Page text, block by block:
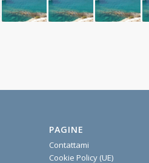
PAGINE
Contattami
Cookie Policy (UE)